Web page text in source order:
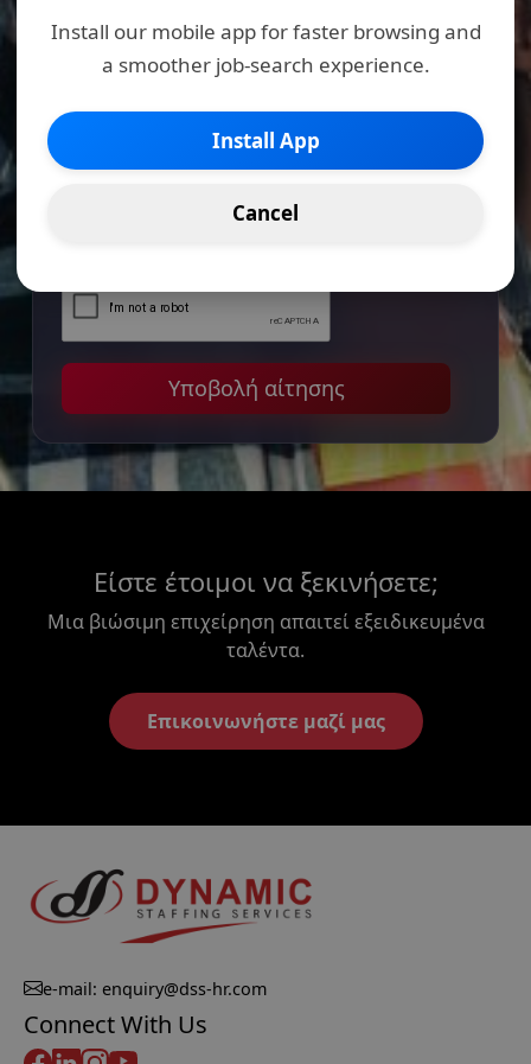
Εγγραφείτε στο Newsletter
Συμφωνώ με τους Όρους Υπηρεσίας
Υποβολή αίτησης
Install our mobile app for faster browsing and
a smoother job-search experience.
Install App
Cancel
Είστε έτοιμοι να ξεκινήσετε;
Μια βιώσιμη επιχείρηση απαιτεί εξειδικευμένα
ταλέντα.
Επικοινωνήστε μαζί μας
e-mail: enquiry@dss-hr.com
Connect With Us